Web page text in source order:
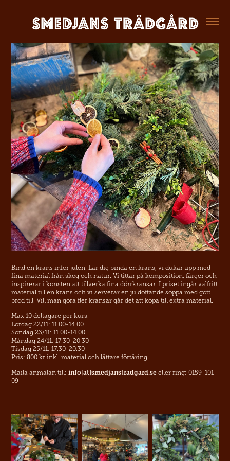
Bind en krans inför julen! Lär dig binda en krans, vi dukar upp med
fina material från skog och natur. Vi tittar på komposition, färger och
inspirerar i konsten att tillverka fina dörrkransar. I priset ingår valfritt
material till en krans och vi serverar en juldoftande soppa med gott
bröd till. Vill man göra fler kransar går det att köpa till extra material.
Max 10 deltagare per kurs.
Lördag 22/11: 11.00-14.00
Söndag 23/11: 11.00-14.00
Måndag 24/11: 17.30-20.30
Tisdag 25/11: 17.30-20.30
Pris: 800 kr inkl. material och lättare förtäring.
Maila anmälan till:info[at]smedjanstradgard.seeller ring: 0159-101
09